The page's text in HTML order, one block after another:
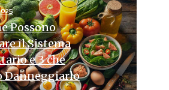
Possono
il Sistema
e 3 che
Danneggiarlo